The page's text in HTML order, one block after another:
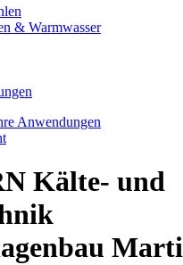
& Warmwasser
Anwendungen
Kälte- und